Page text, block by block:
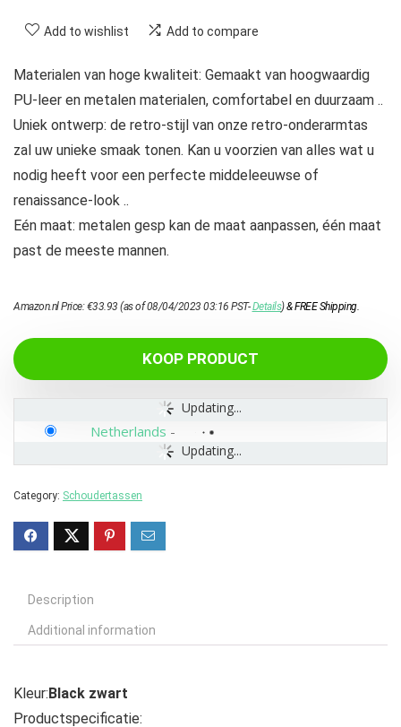
Add to wishlist Add to compare
Materialen van hoge kwaliteit: Gemaakt van hoogwaardig
PU-leer en metalen materialen, comfortabel en duurzaam ..
Uniek ontwerp: de retro-stijl van onze retro-onderarmtas
zal uw unieke smaak tonen. Kan u voorzien van alles wat u
nodig heeft voor een perfecte middeleeuwse of
renaissance-look ..
Eén maat: metalen gesp kan de maat aanpassen, één maat
past de meeste mannen.
Amazon.nl Price:€33.93 (as of 08/04/2023 03:16 PST-Details)&FREE Shipping.
KOOP PRODUCT
Updating...
Updating...
Netherlands -
Category: Schoudertassen
Description
Additional information
Kleur:Black zwart
Productspecificatie: